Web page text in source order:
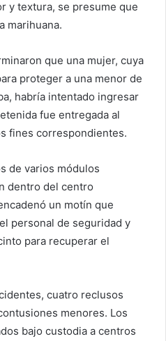
y textura, se presume que
marihuana.
que una mujer, cuya
proteger a una menor de
habría intentado ingresar
fue entregada al
fines correspondientes.
de varios módulos
dentro del centro
un motín que
personal de seguridad y
para recuperar el
cuatro reclusos
menores. Los
bajo custodia a centros